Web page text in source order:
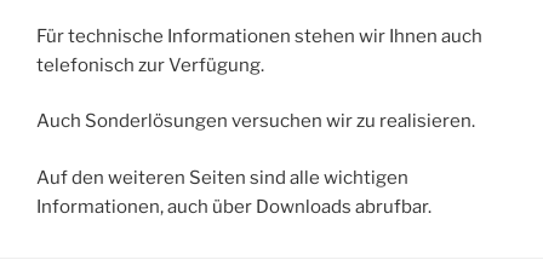
Für technische Informationen stehen wir Ihnen auch
telefonisch zur Verfügung.
Auch Sonderlösungen versuchen wir zu realisieren.
Auf den weiteren Seiten sind alle wichtigen
Informationen, auch über Downloads abrufbar.